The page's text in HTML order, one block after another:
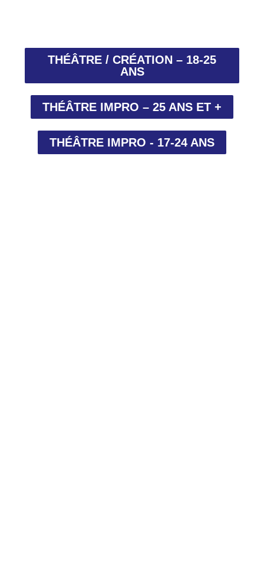
THÉÂTRE / CRÉATION – 18-25
ANS
THÉÂTRE IMPRO – 25 ANS ET +
THÉÂTRE IMPRO - 17-24 ANS